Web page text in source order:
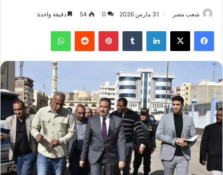
شعب مصر 31 مارس 2026 0
54 دقيقة واحدة
فيسبوك ‫X لينكدإن بينتيريست واتساب